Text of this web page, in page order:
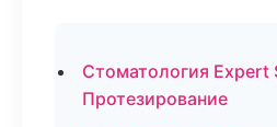
Стоматология Expert
Протезирование